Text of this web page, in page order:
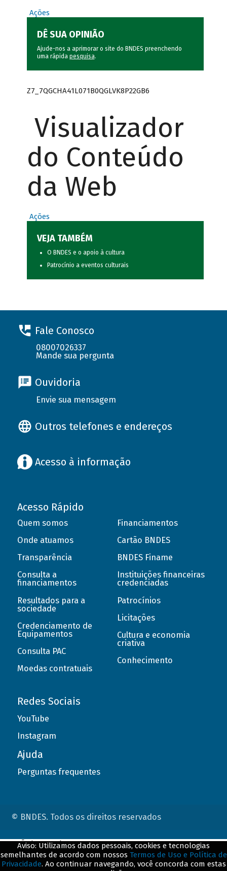
Ações
DÊ SUA OPINIÃO
Ajude-nos a aprimorar o site do BNDES preenchendo
uma rápida pesquisa.
Z7_7QGCHA41L071B0QGLVK8P22GB6
Visualizador
do Conteúdo
da Web
Ações
VEJA TAMBÉM
O BNDES e o apoio à cultura
Patrocínio a eventos culturais
Fale Conosco
08007026337
Mande sua pergunta
Ouvidoria
Envie sua mensagem
Outros telefones e endereços
Acesso à informação
Acesso Rápido
Quem somos
Onde atuamos
Transparência
Consulta a
financiamentos
Resultados para a
sociedade
Credenciamento de
Equipamentos
Consulta PAC
Moedas contratuais
Financiamentos
Cartão BNDES
BNDES Finame
Instituições financeiras
credenciadas
Patrocínios
Licitações
Cultura e economia
criativa
Conhecimento
Redes Sociais
YouTube
Instagram
Ajuda
Perguntas frequentes
© BNDES. Todos os direitos reservados
Aviso: Utilizamos dados pessoais, cookies e tecnologias
semelhantes de acordo com nossos Termos de Uso e Política de
Privacidade. Ao continuar navegando, você concorda com estas
ConteÃºdo complementar
${title}${badge}